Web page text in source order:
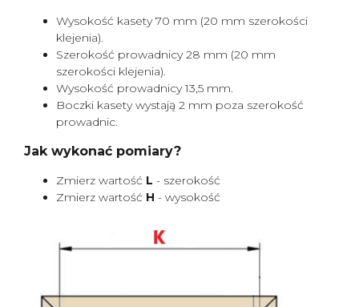
Wysokość kasety 70 mm (20 mm szerokości
klejenia).
Szerokość prowadnicy 28 mm (20 mm
szerokości klejenia).
Wysokość prowadnicy 13,5 mm.
Boczki kasety wystają 2 mm poza szerokość
prowadnic.
Jak wykonać pomiary?
Zmierz wartość L - szerokość
Zmierz wartość H - wysokość